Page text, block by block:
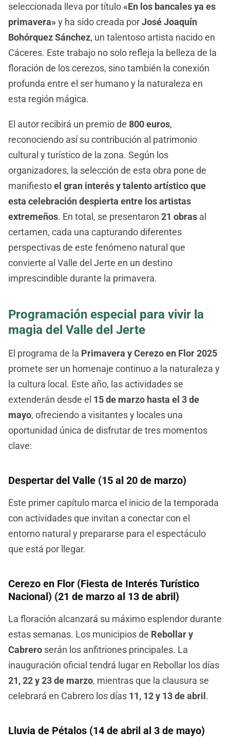
seleccionada lleva por título«En los bancales ya es
primavera» y ha sido creada porJosé Joaquín
Bohórquez Sánchez, un talentoso artista nacido en
Cáceres. Este trabajo no solo refleja la belleza de la
floración de los cerezos, sino también la conexión
profunda entre el ser humano y la naturaleza en
esta región mágica.
El autor recibirá un premio de 800 euros,
reconociendo así su contribución al patrimonio
cultural y turístico de la zona. Según los
organizadores, la selección de esta obra pone de
manifiestoel gran interés y talento artístico que
esta celebración despierta entre los artistas
extremeños. En total, se presentaron 21 obras al
certamen, cada una capturando diferentes
perspectivas de este fenómeno natural que
convierte al Valle del Jerte en un destino
imprescindible durante la primavera.
Programación especial para vivir la
magia del Valle del Jerte
El programa de la Primavera y Cerezo en Flor 2025
promete ser un homenaje continuo a la naturaleza y
la cultura local. Este año, las actividades se
extenderán desde el 15 de marzo hasta el 3 de
mayo, ofreciendo a visitantes y locales una
oportunidad única de disfrutar de tres momentos
clave:
Despertar del Valle (15 al 20 de marzo)
Este primer capítulo marca el inicio de la temporada
con actividades que invitan a conectar con el
entorno natural y prepararse para el espectáculo
que está por llegar.
Cerezo en Flor (Fiesta de Interés Turístico
Nacional) (21 de marzo al 13 de abril)
La floración alcanzará su máximo esplendor durante
estas semanas. Los municipios de Rebollar y
Cabrero serán los anfitriones principales. La
inauguración oficial tendrá lugar en Rebollar los días
21, 22 y 23 de marzo, mientras que la clausura se
celebrará en Cabrero los días 11, 12 y 13 de abril .
Lluvia de Pétalos (14 de abril al 3 de mayo)